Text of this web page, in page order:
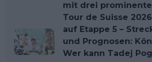
mit drei
Tour de Suisse
auf Etappe 5 –
und Prognosen:
Wer kann Tadej